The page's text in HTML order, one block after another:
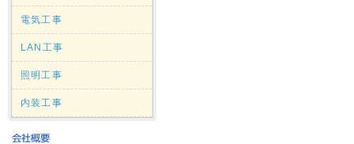
電気工事
LAN工事
照明工事
内装工事